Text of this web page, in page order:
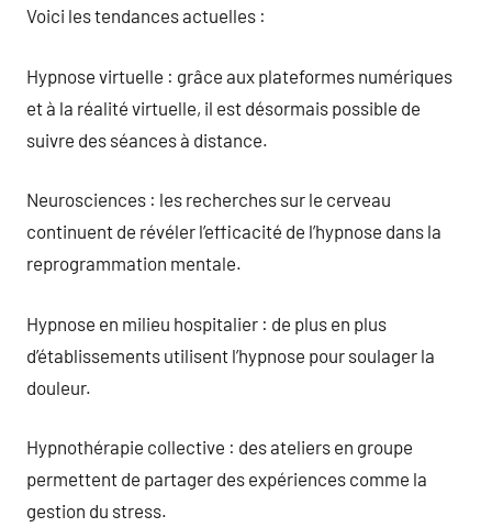
Voici les tendances actuelles :
Hypnose virtuelle : grâce aux plateformes numériques
et à la réalité virtuelle, il est désormais possible de
suivre des séances à distance.
Neurosciences : les recherches sur le cerveau
continuent de révéler l’efficacité de l’hypnose dans la
reprogrammation mentale.
Hypnose en milieu hospitalier : de plus en plus
d’établissements utilisent l’hypnose pour soulager la
douleur.
Hypnothérapie collective : des ateliers en groupe
permettent de partager des expériences comme la
gestion du stress.